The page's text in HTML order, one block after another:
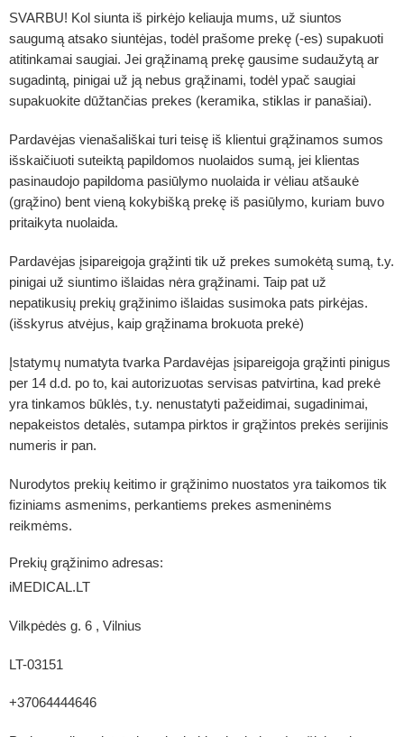
SVARBU! Kol siunta iš pirkėjo keliauja mums, už siuntos
saugumą atsako siuntėjas, todėl prašome prekę (-es) supakuoti
atitinkamai saugiai. Jei grąžinamą prekę gausime sudaužytą ar
sugadintą, pinigai už ją nebus grąžinami, todėl ypač saugiai
supakuokite dūžtančias prekes (keramika, stiklas ir panašiai).
Pardavėjas vienašališkai turi teisę iš klientui grąžinamos sumos
išskaičiuoti suteiktą papildomos nuolaidos sumą, jei klientas
pasinaudojo papildoma pasiūlymo nuolaida ir vėliau atšaukė
(grąžino) bent vieną kokybišką prekę iš pasiūlymo, kuriam buvo
pritaikyta nuolaida.
Pardavėjas įsipareigoja grąžinti tik už prekes sumokėtą sumą, t.y.
pinigai už siuntimo išlaidas nėra grąžinami. Taip pat už
nepatikusių prekių grąžinimo išlaidas susimoka pats pirkėjas.
(išskyrus atvėjus, kaip grąžinama brokuota prekė)
Įstatymų numatyta tvarka Pardavėjas įsipareigoja grąžinti pinigus
per 14 d.d. po to, kai autorizuotas servisas patvirtina, kad prekė
yra tinkamos būklės, t.y. nenustatyti pažeidimai, sugadinimai,
nepakeistos detalės, sutampa pirktos ir grąžintos prekės serijinis
numeris ir pan.
Nurodytos prekių keitimo ir grąžinimo nuostatos yra taikomos tik
fiziniams asmenims, perkantiems prekes asmeninėms
reikmėms.
Prekių grąžinimo adresas:
iMEDICAL.LT
Vilkpėdės g. 6 , Vilnius
LT-03151
+37064444646